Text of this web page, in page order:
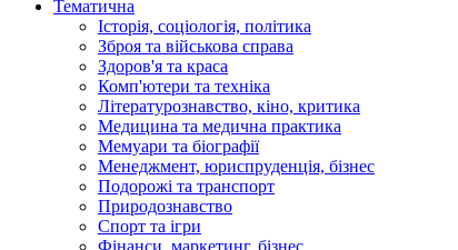
Тематична
Історія, соціологія, політика
Зброя та військова справа
Здоров'я та краса
Комп'ютери та техніка
Літературознавство, кіно, критика
Медицина та медична практика
Мемуари та біографії
Менеджмент, юриспруденція, бізнес
Подорожі та транспорт
Природознавство
Спорт та ігри
Фінанси, маркетинг, бізнес